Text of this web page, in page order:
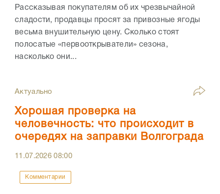
Рассказывая покупателям об их чрезвычайной
сладости, продавцы просят за привозные ягоды
весьма внушительную цену. Сколько стоят
полосатые «первооткрыватели» сезона,
насколько они...
Актуально
Хорошая проверка на
человечность: что происходит в
очередях на заправки Волгограда
11.07.202608:00
Комментарии